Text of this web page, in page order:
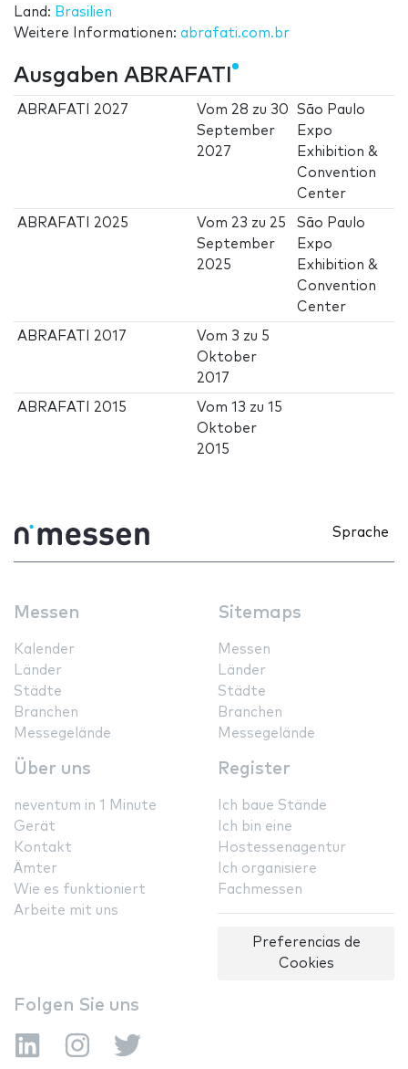
Land: Brasilien
Weitere Informationen: abrafati.com.br
Ausgaben ABRAFATI
ABRAFATI 2027 Vom 28 zu 30
September
2027
São Paulo
Expo
Exhibition &
Convention
Center
ABRAFATI 2025 Vom 23 zu 25
September
2025
São Paulo
Expo
Exhibition &
Convention
Center
ABRAFATI 2017 Vom 3 zu 5
Oktober
2017
ABRAFATI 2015 Vom13 zu15
Oktober
2015
Sprache
Messen
Kalender
Länder
Städte
Branchen
Messegelände
Sitemaps
Messen
Länder
Städte
Branchen
Messegelände
Über uns
neventum in 1 Minute
Gerät
Kontakt
Ämter
Wie es funktioniert
Arbeite mit uns
Register
Ich baue Stände
Ich bin eine
Hostessenagentur
Ich organisiere
Fachmessen
Preferencias de
Cookies
Folgen Sie uns